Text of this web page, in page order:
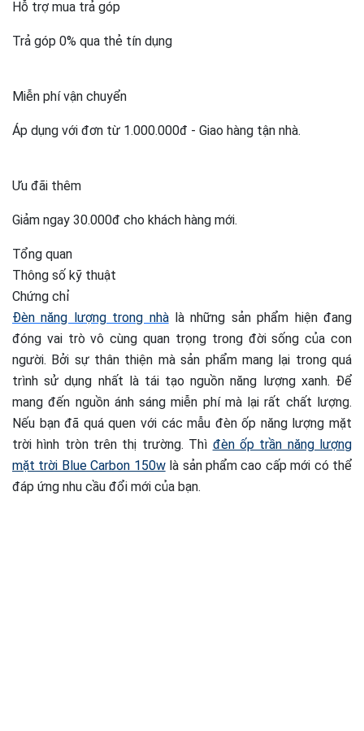
Hỗ trợ mua trả góp
Trả góp 0% qua thẻ tín dụng
Miễn phí vận chuyển
Áp dụng với đơn từ 1.000.000đ - Giao hàng tận nhà.
Ưu đãi thêm
Giảm ngay 30.000đ cho khách hàng mới.
Tổng quan
Thông số kỹ thuật
Chứng chỉ
Đèn năng lượng trong nhàlà những sản phẩm hiện đang
đóng vai trò vô cùng quan trọng trong đời sống của con
người. Bởi sự thân thiện mà sản phẩm mang lại trong quá
trình sử dụng nhất là tái tạo nguồn năng lượng xanh. Để
mang đến nguồn ánh sáng miễn phí mà lại rất chất lượng.
Nếu bạn đã quá quen với các mẫu đèn ốp năng lượng mặt
trời hình tròn trên thị trường. Thì đèn ốp trần năng lượng
mặt trời Blue Carbon 150wlà sản phẩm cao cấp mới có thể
đáp ứng nhu cầu đổi mới của bạn.